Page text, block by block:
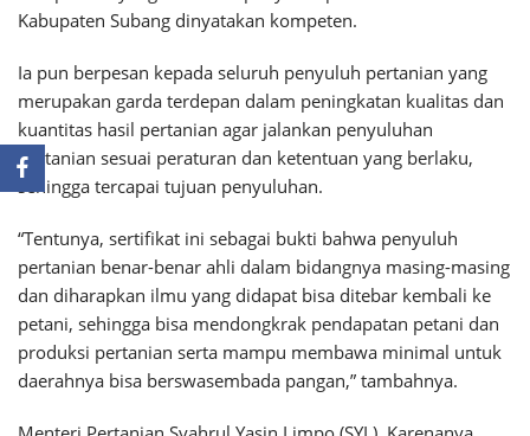
Kabupaten Subang dinyatakan kompeten.
Ia pun berpesan kepada seluruh penyuluh pertanian yang
merupakan garda terdepan dalam peningkatan kualitas dan
kuantitas hasil pertanian agar jalankan penyuluhan
pertanian sesuai peraturan dan ketentuan yang berlaku,
sehingga tercapai tujuan penyuluhan.
“Tentunya, sertifikat ini sebagai bukti bahwa penyuluh
pertanian benar-benar ahli dalam bidangnya masing-masing
dan diharapkan ilmu yang didapat bisa ditebar kembali ke
petani, sehingga bisa mendongkrak pendapatan petani dan
produksi pertanian serta mampu membawa minimal untuk
daerahnya bisa berswasembada pangan,” tambahnya.